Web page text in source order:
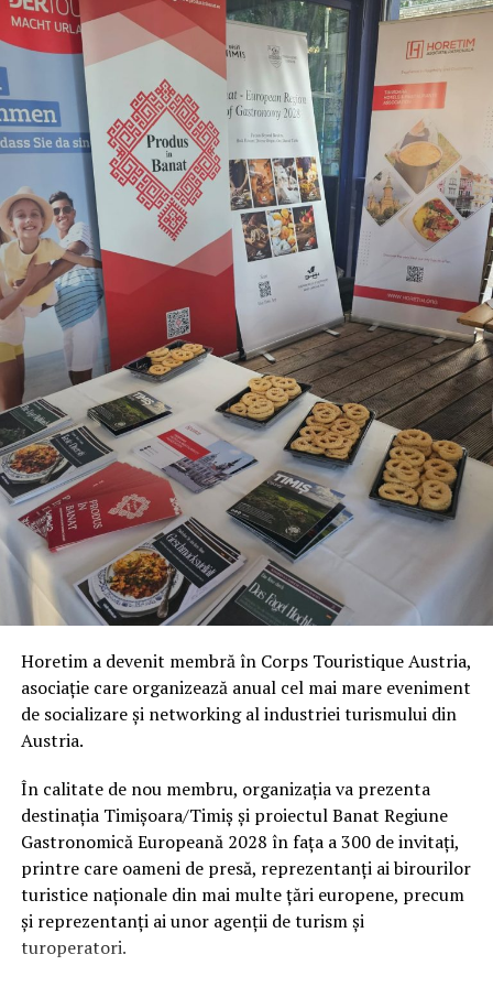
Dupa cum am precizat deja, Aradul este in topul
destinatiilor de vacanta si datorita frumusetii mediului
inconjurator. Aloca-ti cateva ore pentru a explora zona
si a te bucura de peisajele frumoase. Fie ca mergi in parc
sau vizitezi gradina botanica, vei putea observa cum
natura renaste si copacii deja incep sa infloreasca.
Ia parte la un eveniment cultural
Inainte de a porni spre Arad, informeaza-te cu privire la
evenimentele culturale ce au loc in aceasta perioada din
an. De la concerte, pana la alte evenimente locale, toate
acestea sunt interesante si te vor scoate din rutina. Nu
uita nici de celelalte atractii turistice! Pe langa Cetatea
Aradului, in zona se mai afla o serie de obiective de luat
in calcul, cum ar fi Biserica Sf. Ioan Botezatorul, Muzeul
de Istorie si Arta sau Teatrul Clasic Ioan Slavici.
Asadar, probabil te-ai convins deja ca Aradul este o idee
excelenta in materie de calatorie. Exploreaza
frumusetea locala si bucura-te de cateva zile de neuitat
in partea vestica a Romaniei!
ARTICOLE PE ACEIASI TEMA:
URMATORUL
Hotel Izvoare – locația perfectă pentru un Team
Building
NU RATATI
Horetim a devenit membră în Corps Touristique Austria,
asociație care organizează anual cel mai mare eveniment
de socializare și networking al industriei turismului din
Austria.
În calitate de nou membru, organizația va prezenta
destinația Timișoara/Timiș și proiectul Banat Regiune
Gastronomică Europeană 2028 în fața a 300 de invitați,
printre care oameni de presă, reprezentanți ai birourilor
turistice naționale din mai multe țări europene, precum
și reprezentanți ai unor agenții de turism și
turoperatori.